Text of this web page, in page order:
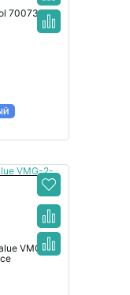
70073
VMG-